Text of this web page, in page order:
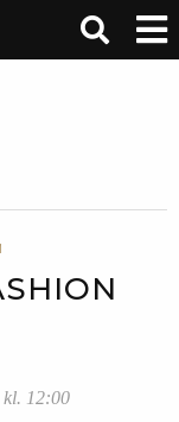
kl. 12:00